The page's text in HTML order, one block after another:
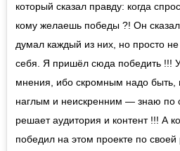
который сказал правду: когда
кому желаешь победы ?! Он
думал каждый из них, но просто
себя. Я пришёл сюда победить !!!
мнения, ибо скромным надо быть,
наглым и неискренним — знаю по
решает аудитория и контент !!! А
победил на этом проекте по своей